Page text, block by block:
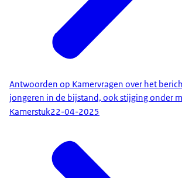
Antwoorden op Kamervragen over het
jongeren in de bijstand, ook stijging onder
Kamerstuk22-04-2025